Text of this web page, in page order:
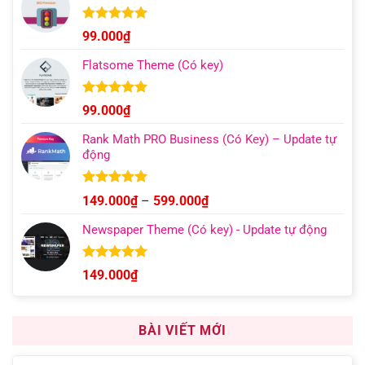
Được xếp
hạng 4.96
5 sao
99.000₫
Flatsome Theme (Có key)
Được xếp
hạng 4.95
5 sao
99.000₫
Rank Math PRO Business (Có Key) – Update tự
động
Được xếp
hạng5.00
5 sao
149.000₫ – 599.000₫Khoảng
từ
Newspaper Theme (Có key) - Update tự động
Được xếp
hạng4.92
149.000₫
BÀI VIẾT MỚI